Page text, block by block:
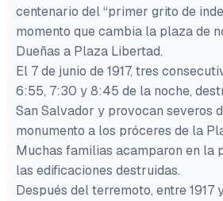
centenario del “primer grito de
momento que cambia la plaza de
Dueñas a Plaza Libertad.
El 7 de junio de 1917, tres
6:55, 7:30 y 8:45 de la noche,
San Salvador y provocan severos
monumento a los próceres de la
Muchas familias acamparon en la
las edificaciones destruidas.
Después del terremoto, entre 1917